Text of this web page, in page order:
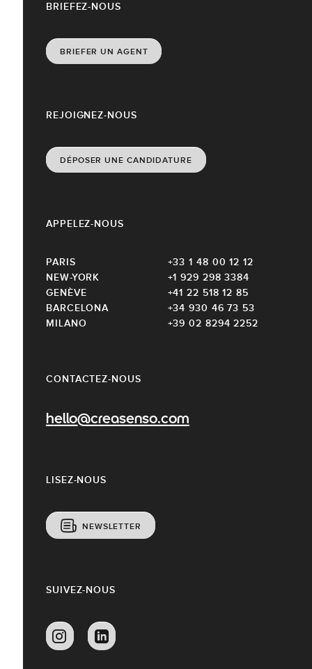
CONTACTEZ-NOUS
hello@creasenso.com
REJOIGNEZ-NOUS
DÉPOSER UNE CANDIDATURE
LISEZ-NOUS
NEWSLETTER
APPELEZ-NOUS
PARIS
+33 1 48 00 12 12
NEW-YORK
+1 929 298 3384
GENÈVE
+41 22 518 12 85
BARCELONA
+34 930 46 73 53
MILANO
+39 02 8294 2252
BRIEFEZ-NOUS
BRIEFER UN AGENT
SUIVEZ-NOUS